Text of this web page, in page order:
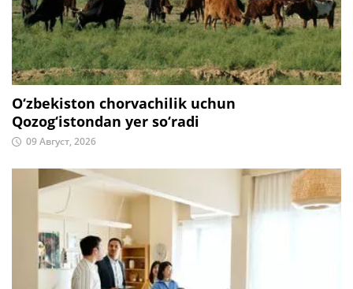
O‘zbekiston chorvachilik uchun
Qozog‘istondan yer so‘radi
09 Август, 2026